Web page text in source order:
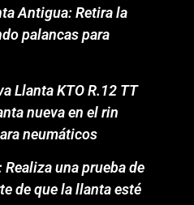
Antigua: Retira la
palancas para
Llanta KTO R.12 TT
nueva en el rin
neumáticos
una prueba de
de que la llanta esté